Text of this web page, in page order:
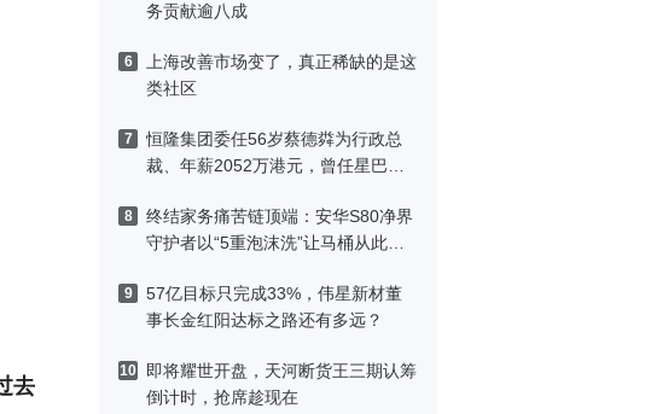
务贡献逾八成
6
上海改善市场变了，真正稀缺的是这
类社区
7
恒隆集团委任56岁蔡德粦为行政总
裁、年薪2052万港元，曾任星巴克
8
终结家务痛苦链顶端：安华S80净界
守护者以“5重泡沫洗”让马桶从此免
9
57亿目标只完成33%，伟星新材董
事长金红阳达标之路还有多远？
10
即将耀世开盘，天河断货王三期认筹
倒计时，抢席趁现在
去